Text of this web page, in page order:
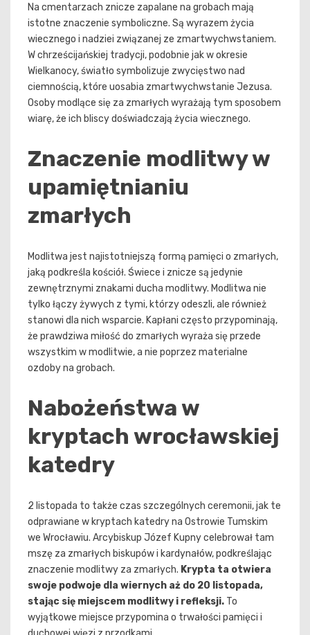
Na cmentarzach znicze zapalane na grobach mają
istotne znaczenie symboliczne. Są wyrazem życia
wiecznego i nadziei związanej ze zmartwychwstaniem.
W chrześcijańskiej tradycji, podobnie jak w okresie
Wielkanocy, światło symbolizuje zwycięstwo nad
ciemnością, które uosabia zmartwychwstanie Jezusa.
Osoby modlące się za zmarłych wyrażają tym sposobem
wiarę, że ich bliscy doświadczają życia wiecznego.
Znaczenie modlitwy w
upamiętnianiu
zmarłych
Modlitwa jest najistotniejszą formą pamięci o zmarłych,
jaką podkreśla kościół. Świece i znicze są jedynie
zewnętrznymi znakami ducha modlitwy. Modlitwa nie
tylko łączy żywych z tymi, którzy odeszli, ale również
stanowi dla nich wsparcie. Kapłani często przypominają,
że prawdziwa miłość do zmarłych wyraża się przede
wszystkim w modlitwie, a nie poprzez materialne
ozdoby na grobach.
Nabożeństwa w
kryptach wrocławskiej
katedry
2 listopada to także czas szczególnych ceremonii, jak te
odprawiane w kryptach katedry na Ostrowie Tumskim
we Wrocławiu. Arcybiskup Józef Kupny celebrował tam
mszę za zmarłych biskupów i kardynałów, podkreślając
znaczenie modlitwy za zmarłych. Krypta ta otwiera
swoje podwoje dla wiernych aż do 20 listopada,
stając się miejscem modlitwy i refleksji. To
wyjątkowe miejsce przypomina o trwałości pamięci i